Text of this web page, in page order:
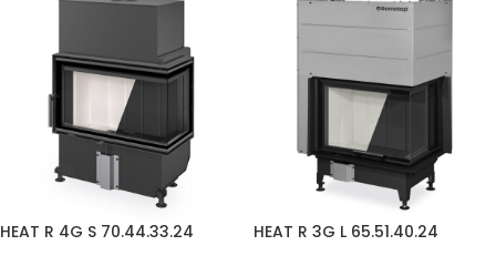
HEAT R 4G S 70.44.33.24 HEAT R 3G L 65.51.40.24